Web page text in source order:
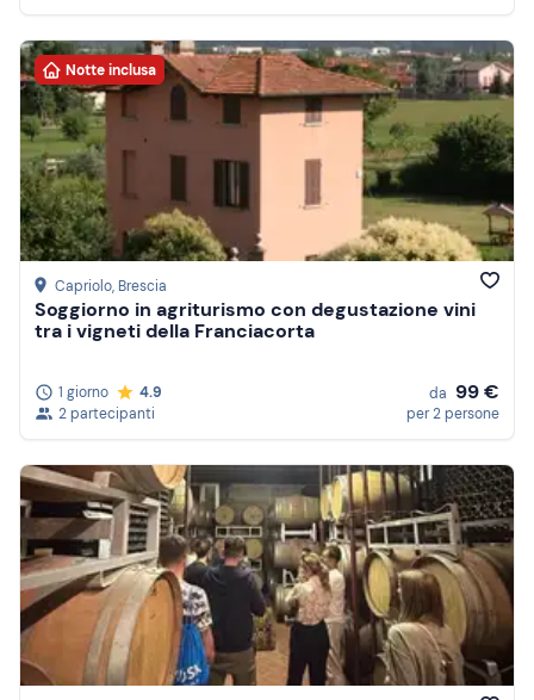
Notte inclusa
Capriolo, Brescia
Soggiorno in agriturismo con degustazione vini
tra i vigneti della Franciacorta
1 giorno
4.9
2 partecipanti
da 99 €
per 2 persone